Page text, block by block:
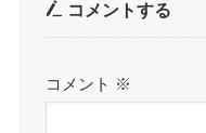
コメントする
コメント ※